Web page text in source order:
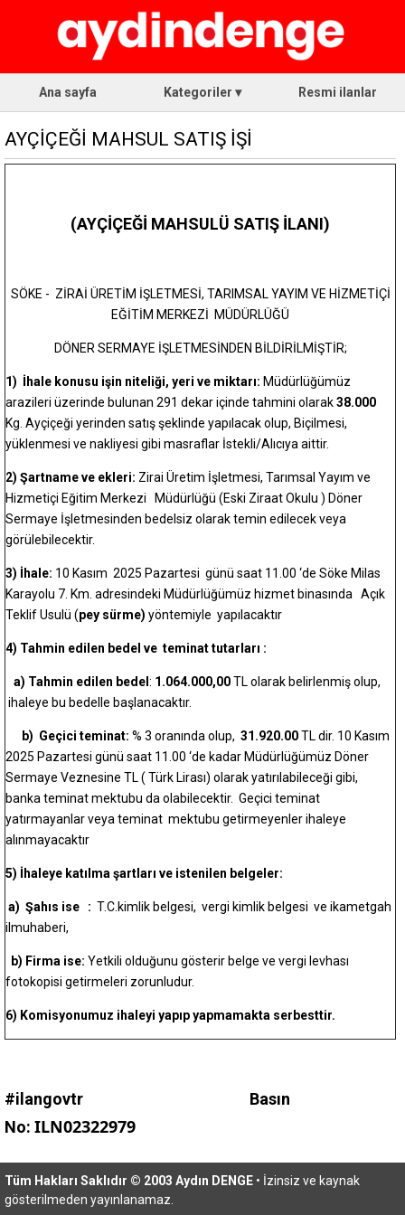
Ana sayfa Kategoriler ▾ Resmi ilanlar
AYÇİÇEĞİ MAHSUL SATIŞ İŞİ
(AYÇİÇEĞİ MAHSULÜ SATIŞ İLANI)
SÖKE - ZİRAİ ÜRETİM İŞLETMESİ, TARIMSAL YAYIM VE HİZMETİÇİ
EĞİTİM MERKEZİ MÜDÜRLÜĞÜ
DÖNER SERMAYE İŞLETMESİNDEN BİLDİRİLMİŞTİR;
1) İhale konusu işin niteliği, yeri ve miktarı: Müdürlüğümüz
arazileri üzerinde bulunan 291 dekar içinde tahmini olarak38.000
Kg. Ayçiçeği yerinden satış şeklinde yapılacak olup, Biçilmesi,
yüklenmesi ve nakliyesi gibi masraflar İstekli/Alıcıya aittir.
2) Şartname ve ekleri: Zirai Üretim İşletmesi, Tarımsal Yayım ve
Hizmetiçi Eğitim Merkezi Müdürlüğü (Eski Ziraat Okulu ) Döner
Sermaye İşletmesinden bedelsiz olarak temin edilecek veya
görülebilecektir.
3) İhale: 10 Kasım 2025 Pazartesi günü saat 11.00 ‘de Söke Milas
Karayolu 7. Km. adresindeki Müdürlüğümüz hizmet binasında Açık
Teklif Usulü (pey sürme) yöntemiyle yapılacaktır
4) Tahmin edilen bedel ve teminat tutarları :
a) Tahmin edilen bedel : 1.064.000,00TL olarak belirlenmiş olup,
ihaleye bu bedelle başlanacaktır.
b) Geçici teminat: % 3 oranında olup, 31.920.00TL dir. 10 Kasım
2025 Pazartesi günü saat 11.00 ‘de kadar Müdürlüğümüz Döner
Sermaye Veznesine TL ( Türk Lirası) olarak yatırılabileceği gibi,
banka teminat mektubu da olabilecektir. Geçici teminat
yatırmayanlar veya teminat mektubu getirmeyenler ihaleye
alınmayacaktır
5) İhaleye katılma şartları ve istenilen belgeler:
a) Şahıs ise : T.C.kimlik belgesi, vergi kimlik belgesi ve ikametgah
ilmuhaberi,
b) Firma ise: Yetkili olduğunu gösterir belge ve vergi levhası
fotokopisi getirmeleri zorunludur.
6) Komisyonumuz ihaleyi yapıp yapmamakta serbesttir.
#ilangovtr Basın
No: ILN02322979
Tüm Hakları Saklıdır © 2003 Aydın DENGE • İzinsiz ve kaynak
gösterilmeden yayınlanamaz.